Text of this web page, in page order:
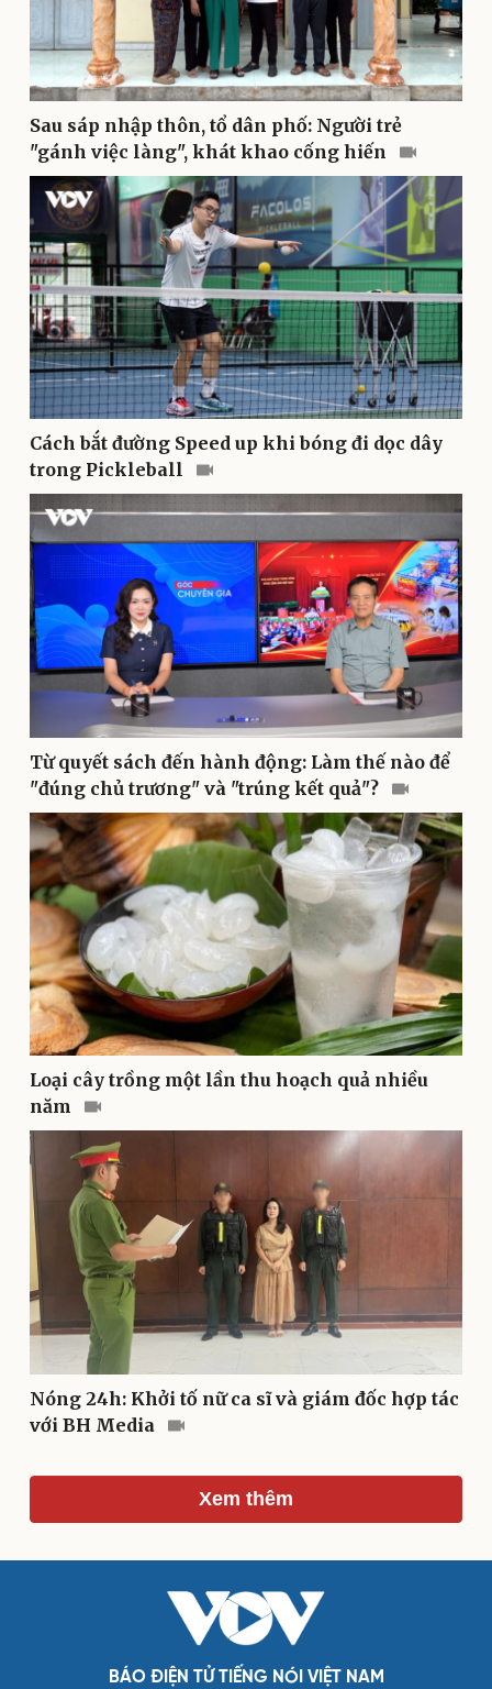
Doanh nghiệp
Thông tin doanh nghiệp
Doanh nghiệp 24h
Doanh nhân
Vì cộng đồng
Công nghệ
Sành điệu
Tin Công nghệ
Trải nghiệm
Chuyển đổi số
Sức khỏe
Dinh dưỡng - món ngon
Cây thuốc
Sản phụ khoa
Nhi khoa
Nam khoa
Làm đẹp - giảm cân
Phòng mạch online
Ăn sạch sống khỏe
Nhà đẹp
Blog
Tình yêu - Gia đình
Sân khấu - Điện ảnh
Văn học
Âm nhạc
Di sản
Nghệ sĩ
Săn Tour
Podcast
Đọc truyện đêm khuya
Kể chuyện cho bé
Hạt giống tâm hồn
Sau sáp nhập thôn, tổ dân phố: Người trẻ
"gánh việc làng", khát khao cống hiến
Cách bắt đường Speed up khi bóng đi dọc dây
trong Pickleball
Từ quyết sách đến hành động: Làm thế nào để
"đúng chủ trương" và "trúng kết quả"?
Loại cây trồng một lần thu hoạch quả nhiều
năm
Nóng 24h: Khởi tố nữ ca sĩ và giám đốc hợp tác
với BH Media
Xem thêm
BÁO ĐIỆN TỬ TIẾNG NÓI VIỆT NAM